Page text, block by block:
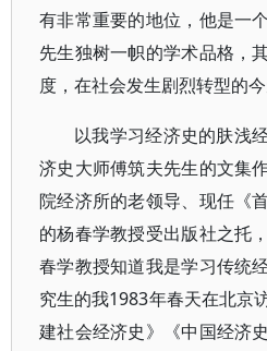
有非常重要的地位，他是一
先生独树一帜的学术品格，
度，在社会发生剧烈转型的
以我学习经济史的肤浅
济史大师傅筑夫先生的文集
院经济所的老领导、现任《
的杨春学教授受出版社之托
春学教授知道我是学习传统
究生的我1983年春天在北京
建社会经济史》《中国经济